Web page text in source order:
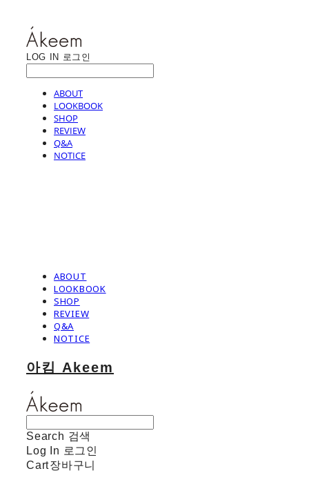
LOG IN 로그인
ABOUT
LOOKBOOK
SHOP
REVIEW
Q&A
NOTICE
ABOUT
LOOKBOOK
SHOP
REVIEW
Q&A
NOTICE
아킴 Akeem
Search 검색
Log In 로그인
Cart장바구니